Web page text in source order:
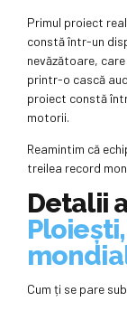
Primul proiect
constă într-un
nevăzătoare,
printr-o cască
proiect constă
motorii.
Reamintim că
treilea record
Detalii
Cum ți se pare